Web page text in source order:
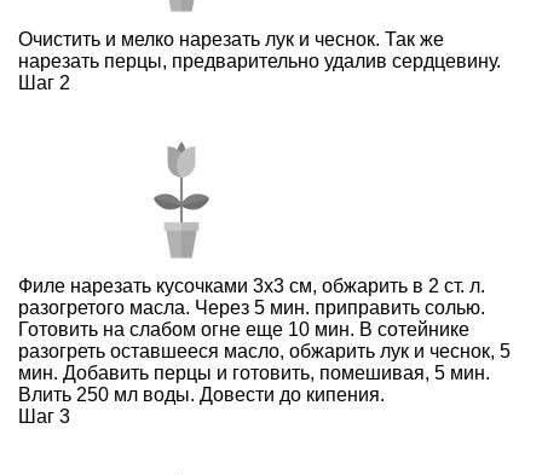
Очистить и мелко нарезать лук и чеснок. Так же
нарезать перцы, предварительно удалив сердцевину.
Шаг 2
Филе нарезать кусочками 3х3 см, обжарить в 2 ст. л.
разогретого масла. Через 5 мин. приправить солью.
Готовить на слабом огне еще 10 мин. В сотейнике
разогреть оставшееся масло, обжарить лук и чеснок, 5
мин. Добавить перцы и готовить, помешивая, 5 мин.
Влить 250 мл воды. Довести до кипения.
Шаг 3